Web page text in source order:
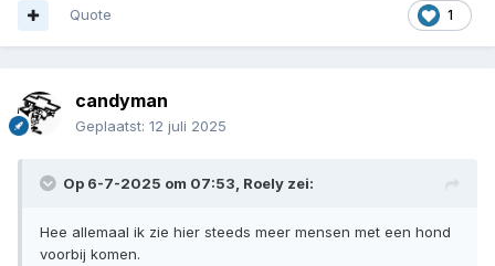
1
Quote
candyman
Geplaatst: 12 juli 2025
Op 6-7-2025 om 07:53, Roely zei:
Hee allemaal ik zie hier steeds meer mensen met een hond
voorbij komen.